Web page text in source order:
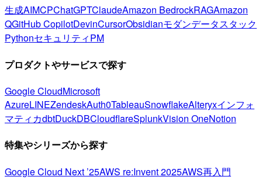
生成AIMCPChatGPTClaudeAmazon BedrockRAGAmazon
QGitHub CopilotDevinCursorObsidianモダンデータスタック
PythonセキュリティPM
プロダクトやサービスで探す
Google CloudMicrosoft
AzureLINEZendeskAuth0TableauSnowflakeAlteryxインフォ
マティカdbtDuckDBCloudflareSplunkVision OneNotion
特集やシリーズから探す
Google Cloud Next ’25AWS re:Invent 2025AWS再入門